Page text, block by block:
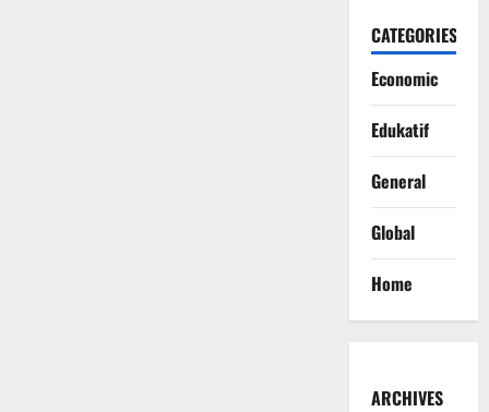
CATEGORIES
Economic
Edukatif
General
Global
Home
ARCHIVES